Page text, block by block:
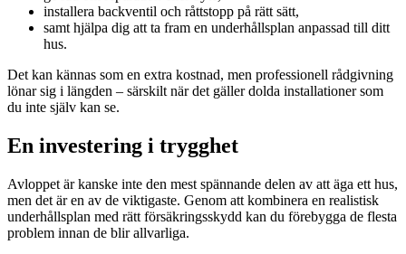
installera backventil och råttstopp på rätt sätt,
samt hjälpa dig att ta fram en underhållsplan anpassad till ditt
hus.
Det kan kännas som en extra kostnad, men professionell rådgivning
lönar sig i längden – särskilt när det gäller dolda installationer som
du inte själv kan se.
En investering i trygghet
Avloppet är kanske inte den mest spännande delen av att äga ett hus,
men det är en av de viktigaste. Genom att kombinera en realistisk
underhållsplan med rätt försäkringsskydd kan du förebygga de flesta
problem innan de blir allvarliga.